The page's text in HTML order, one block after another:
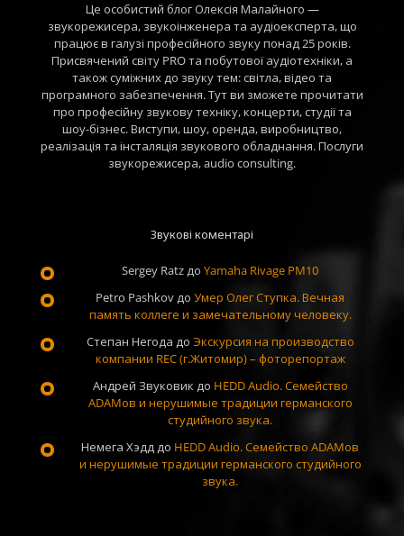
Це особистий блог Олексія Малайного —
звукорежисера, звукоінженера та аудіоексперта, що
працює в галузі професійного звуку понад 25 років.
Присвячений світу PRO та побутової аудіотехніки, а
також суміжних до звуку тем: світла, відео та
програмного забезпечення. Тут ви зможете прочитати
про професійну звукову техніку, концерти, студії та
шоу-бізнес. Виступи, шоу, оренда, виробництво,
реалізація та інсталяція звукового обладнання. Послуги
звукорежисера, audio consulting.
Звукові коментарі
Sergey Ratzдо Yamaha Rivage PM10
Petro Pashkovдо Умер Олег Ступка. Вечная
память коллеге и замечательному человеку.
Степан Негода до Экскурсия на производство
компании REC (г.Житомир) – фоторепортаж
Андрей Звуковик до HEDD Audio. Семейство
ADAMов и нерушимые традиции германского
студийного звука.
Немега Хэдддо HEDD Audio. Семейство ADAMов
и нерушимые традиции германского студийного
звука.